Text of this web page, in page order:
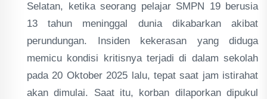
Selatan, ketika seorang pelajar SMPN 19 berusia
13 tahun meninggal dunia dikabarkan akibat
perundungan. Insiden kekerasan yang diduga
memicu kondisi kritisnya terjadi di dalam sekolah
pada 20 Oktober 2025 lalu, tepat saat jam istirahat
akan dimulai. Saat itu, korban dilaporkan dipukul